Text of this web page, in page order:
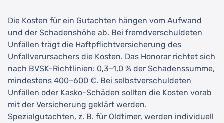
Die Kosten für ein Gutachten hängen vom Aufwand
und der Schadenshöhe ab. Bei fremdverschuldeten
Unfällen trägt die Haftpflichtversicherung des
Unfallverursachers die Kosten. Das Honorar richtet sich
nach BVSK-Richtlinien: 0,3–1,0 % der Schadenssumme,
mindestens 400–600 €. Bei selbstverschuldeten
Unfällen oder Kasko-Schäden sollten die Kosten vorab
mit der Versicherung geklärt werden.
Spezialgutachten, z. B. für Oldtimer, werden individuell